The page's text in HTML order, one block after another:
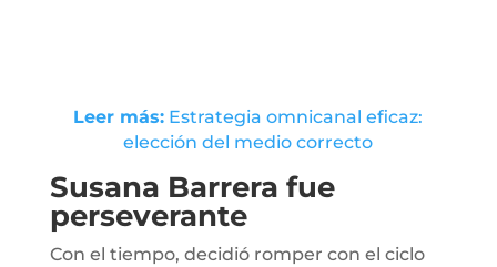
Leer más: Estrategia omnicanal eficaz:
elección del medio correcto
Susana Barrera fue
perseverante
Con el tiempo, decidió romper con el ciclo